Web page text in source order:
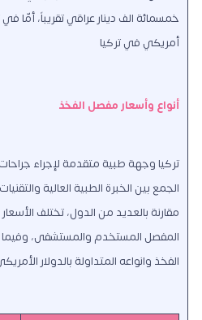
أمريكي في تركيا
أنواع وأسعار مفصل الفخذ
تركيا وجهة طبية متقدمة لإجراء
الجمع بين الخبرة الطبية العالية
مقارنة بالعديد من الدول، تختلف
المفصل المستخدم والمستشفى،
الفخذ وانواعه المتداولة بالدولار